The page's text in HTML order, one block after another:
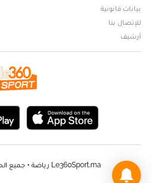
بيانات قانونية
للإتصال بنا
أرشيف
Le360Sport.ma رياضة • جميع الحقوق محفوضة - 2023